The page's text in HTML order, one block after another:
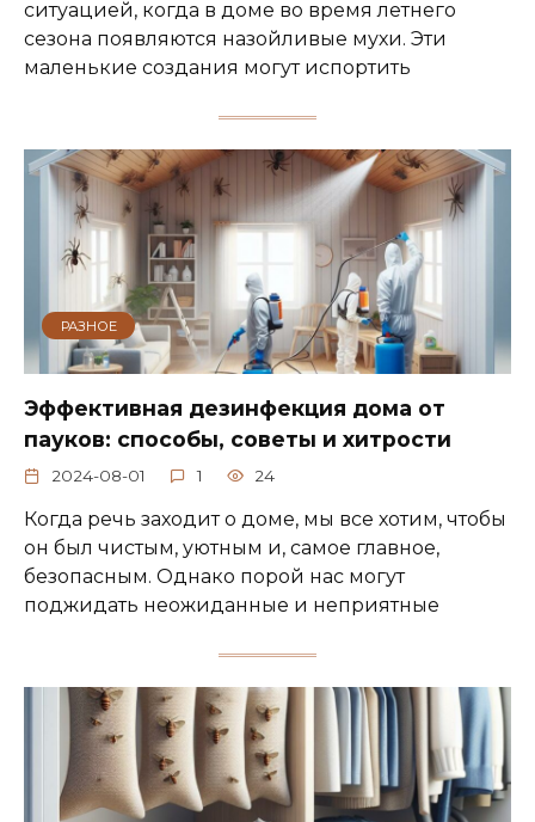
ситуацией, когда в доме во время летнего
сезона появляются назойливые мухи. Эти
маленькие создания могут испортить
РАЗНОЕ
Эффективная дезинфекция дома от
пауков: способы, советы и хитрости
2024-08-01 1 24
Когда речь заходит о доме, мы все хотим, чтобы
он был чистым, уютным и, самое главное,
безопасным. Однако порой нас могут
поджидать неожиданные и неприятные